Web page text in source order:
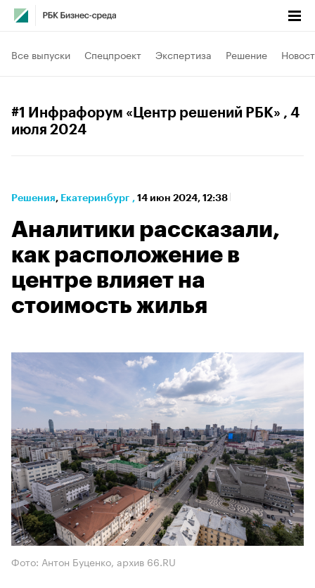
Все выпуски Спецпроект Экспертиза Решение
#1 Инфрафорум «Центр решений РБК» , 4
июля 2024
Решения⁠, Екатеринбург , 14 июн 2024, 12:38
Аналитики рассказали,
как расположение в
центре влияет на
стоимость жилья
Фото: Антон Буценко, архив 66.RU